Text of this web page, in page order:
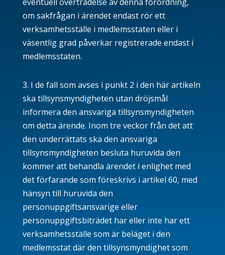
om sakfrågan i ärendet endast rör ett
verksamhetsställe i medlemsstaten eller i
väsentlig grad påverkar registrerade endast i
medlemsstaten.
3. I de fall som avses i punkt 2 i den här artikeln
ska tillsynsmyndigheten utan dröjsmål
informera den ansvariga tillsynsmyndigheten
om detta ärende. Inom tre veckor från det att
den underrättats ska den ansvariga
tillsynsmyndigheten besluta huruvida den
kommer att behandla ärendet i enlighet med
det förfarande som föreskrivs i artikel 60, med
hänsyn till huruvida den
personuppgiftsansvarige eller
personuppgiftsbiträdet har eller inte har ett
verksamhetsställe som är beläget i den
medlemsstat där den tillsynsmyndighet som